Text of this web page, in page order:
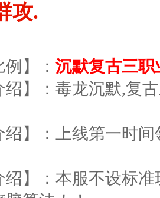
攻.
例】： 沉默复古三职
绍】：毒龙沉默,复
绍】：上线第一时
绍】：本服不设标